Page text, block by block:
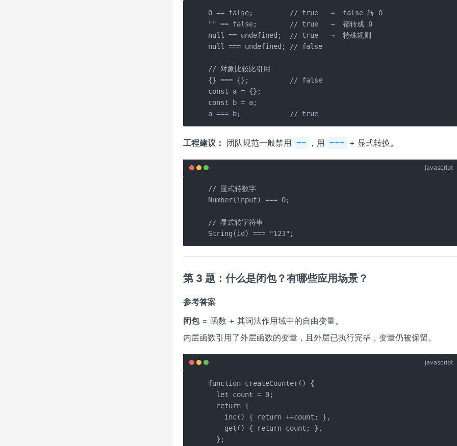
0 == false;         // true   →  false 转 0
"" == false;        // true   →  都转成 0
null == undefined;  // true   →  特殊规则
null === undefined; // false
// 对象比较比引用
{} === {};          // false
const a = {};
const b = a;
a === b;            // true
工程建议： 团队规范一般禁用 == ，用 === + 显式转换。
javascript
// 显式转数字
Number(input) === 0;
// 显式转字符串
String(id) === "123";
第 3 题：什么是闭包？有哪些应用场景？
参考答案
闭包= 函数 + 其词法作用域中的自由变量。
内层函数引用了外层函数的变量，且外层已执行完毕，变量仍被保留。
javascript
function createCounter() {
  let count = 0;
  return {
    inc() { return ++count; },
    get() { return count; },
  };